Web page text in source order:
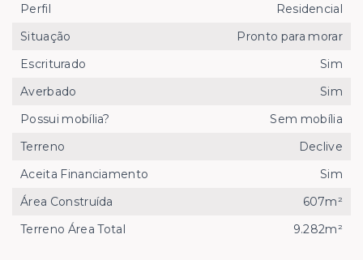
Perfil
Residencial
Situação
Pronto para morar
Escriturado
Sim
Averbado
Sim
Possui mobília?
Sem mobília
Terreno
Declive
Aceita Financiamento
Sim
Área Construída
607m²
Terreno Área Total
9.282m²